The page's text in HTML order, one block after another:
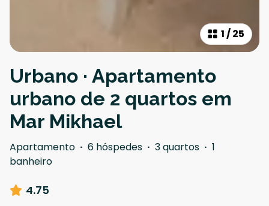
1 /25
Urbano · Apartamento
urbano de 2 quartos em
Mar Mikhael
Apartamento · 6 hóspedes · 3 quartos · 1
banheiro
4.75